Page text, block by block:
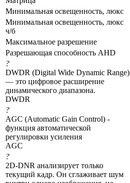
Минимальная освещенность, люкс
Минимальная освещенность, люкс
ч/б
Максимальное разрешение
Разрешающая способность AHD
?
DWDR (Digital Wide Dynamic Range)
— это цифровое расширение
динамического диапазона.
DWDR
?
AGC (Automatic Gain Control) -
функция автоматической
регулировки усиления
AGC
?
2D-DNR анализирует только
текущий кадр. Он сглаживает шум